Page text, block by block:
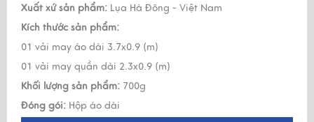
Xuất xứ sản phẩm: Lụa Hà Đông - Việt Nam
Kích thước sản phẩm:
01 vải may áo dài 3.7x0.9 (m)
01 vải may quần dài 2.3x0.9 (m)
Khối lượng sản phẩm: 700g
Đóng gói: Hộp áo dài